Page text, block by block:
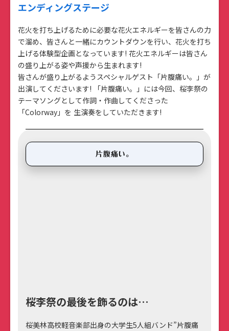
エンディングステージ
花火を打ち上げるために必要な花火エネルギーを皆さんの力
で溜め、皆さんと一緒にカウントダウンを行い、花火を打ち
上げる体験型企画となっています! 花火エネルギーは皆さん
の盛り上がる姿や声援から生まれます!
皆さんが盛り上がるようスペシャルゲスト「片腹痛い。」が
出演してくださいます! 「片腹痛い。」には今回、桜李祭の
テーマソングとして作詞・作曲してくださった
「Colorway」を 生演奏をしていただきます!
片腹痛い。
桜李祭の最後を飾るのは…
桜美林高校軽音楽部出身の大学生5人組バンド”片腹痛